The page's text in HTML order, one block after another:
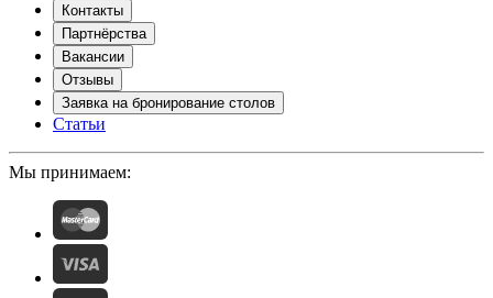
Контакты
Партнёрства
Вакансии
Отзывы
Заявка на бронирование столов
Статьи
Мы принимаем: